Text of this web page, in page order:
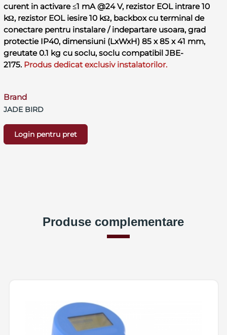
curent in activare ≤1 mA @24 V, rezistor EOL intrare 10
kΩ, rezistor EOL iesire 10 kΩ, backbox cu terminal de
conectare pentru instalare / indepartare usoara, grad
protectie IP40, dimensiuni (LxWxH) 85 x 85 x 41 mm,
greutate 0.1 kg cu soclu, soclu compatibil JBE-
2175. Produs dedicat exclusiv instalatorilor.
Brand
JADE BIRD
Login pentru pret
Produse complementare